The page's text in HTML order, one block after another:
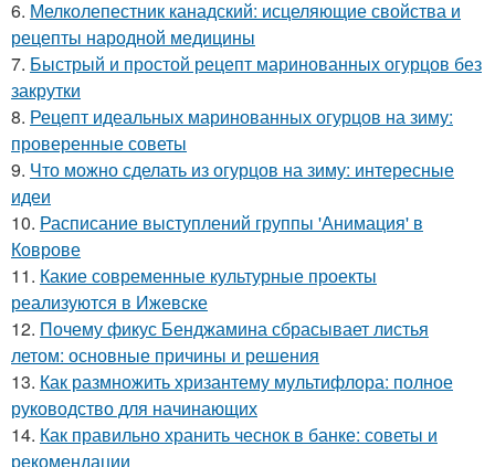
6. Мелколепестник канадский: исцеляющие свойства и
рецепты народной медицины
7. Быстрый и простой рецепт маринованных огурцов без
закрутки
8. Рецепт идеальных маринованных огурцов на зиму:
проверенные советы
9. Что можно сделать из огурцов на зиму: интересные
идеи
10. Расписание выступлений группы 'Анимация' в
Коврове
11. Какие современные культурные проекты
реализуются в Ижевске
12. Почему фикус Бенджамина сбрасывает листья
летом: основные причины и решения
13. Как размножить хризантему мультифлора: полное
руководство для начинающих
14. Как правильно хранить чеснок в банке: советы и
рекомендации